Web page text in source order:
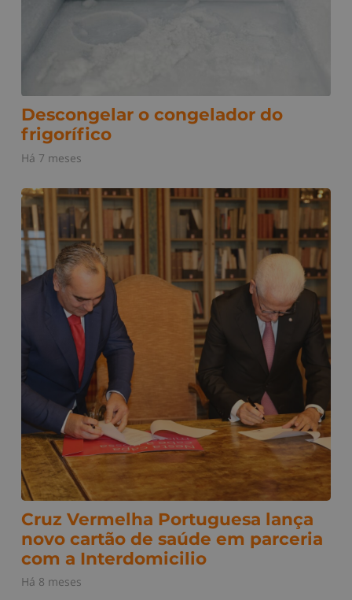
Descongelar o congelador do
frigorífico
Há 7 meses
Cruz Vermelha Portuguesa lança
novo cartão de saúde em parceria
com a Interdomicilio
Há 8 meses